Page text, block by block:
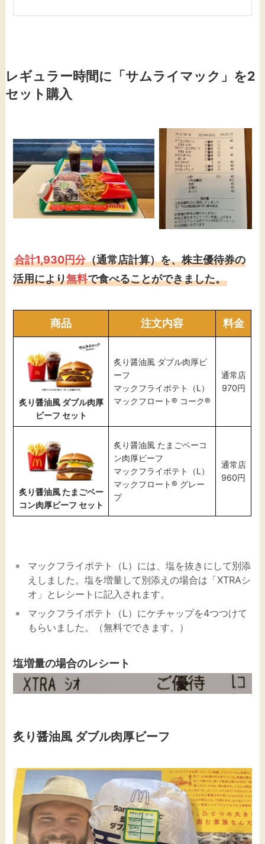
レギュラー時間に「サムライマック」を2
セット購入
合計1,930円分（通常店計算）を、株主優待券の
活用により無料で食べることができました。
商品 注文内容 料金
炙り醤油風 ダブル肉厚
ビーフ セット
炙り醤油風 ダブル肉厚ビ
ーフ
マックフライポテト（L）
マックフロート® コーク®
通常店
970円
炙り醤油風 たまごベー
コン肉厚ビーフ セット
炙り醤油風 たまごベーコ
ン肉厚ビーフ
マックフライポテト（L）
マックフロート® グレー
プ
通常店
960円
マックフライポテト（L）には、塩を抜きにして別添
えしました。塩を増量して別添えの場合は「XTRAシ
オ」とレシートに記入されます。
マックフライポテト（L）にケチャップを4つつけて
もらいました。（無料でできます。）
塩増量の場合のレシート
炙り醤油風 ダブル肉厚ビーフ